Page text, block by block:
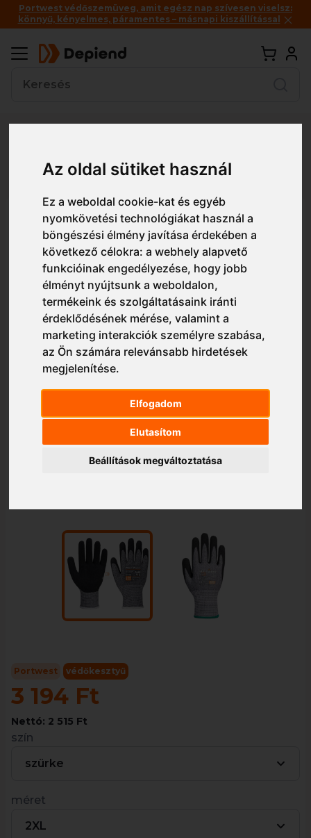
Az oldal sütiket használ
Ez a weboldal cookie-kat és egyéb
nyomkövetési technológiákat használ a
böngészési élmény javítása érdekében a
következő célokra:a webhely alapvető
funkcióinak engedélyezése, hogy jobb
élményt nyújtsunk a weboldalon,
termékeink és szolgáltatásaink iránti
érdeklődésének mérése, valamint a
marketing interakciók személyre szabása,
az Ön számára relevánsabb hirdetések
megjelenítése.
Elfogadom
Elutasítom
Beállítások megváltoztatása
Portwest védőszemüveg, amit egész nap szívesen viselsz:
könnyű, kényelmes, páramentes – másnapi kiszállítással
Részletes nézet Egyszerű nézet
A665 Portwest
Továbbfejlesztett Cut 5 kesztyű
Portwest védőkesztyű
3 194 Ft
Nettó: 2 515 Ft
szín
szürke
méret
2XL